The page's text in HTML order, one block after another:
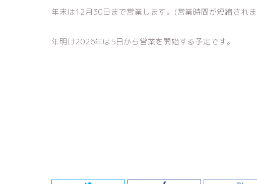
年末は12月30日まで営業します。(営業時間が短縮され
年明け2026年は5日から営業を開始する予定です。